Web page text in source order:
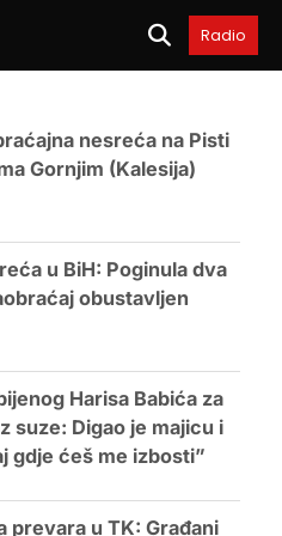
Radio
nesreća na Pisti
Gornjim (Kalesija)
u BiH: Poginula dva
obustavljen
Harisa Babića za
suze: Digao je majicu i
gdje ćeš me izbosti”
prevara u TK: Građani